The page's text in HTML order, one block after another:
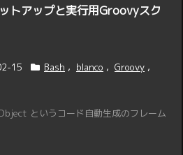
トアップと実行用Groovyスク
15 Bash , blanco , Groovy ,
というコード自動生成のフレーム